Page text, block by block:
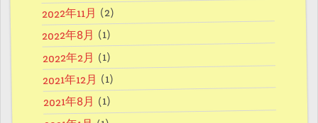
2022年11月 (2)
2022年8月 (1)
2022年2月 (1)
2021年12月 (1)
2021年8月 (1)